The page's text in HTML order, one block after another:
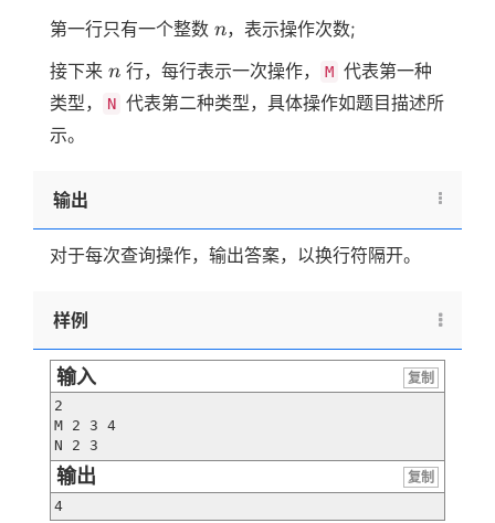
第一行只有一个整数 n
n，表示操作次数;
接下来 n
n 行，每行表示一次操作， M 代表第一种
类型，
N 代表第二种类型，具体操作如题目描述所
示。
输出
对于每次查询操作，输出答案，以换行符隔开。
样例
输入
复制
2
M 2 3 4
N 2 3
输出
复制
4